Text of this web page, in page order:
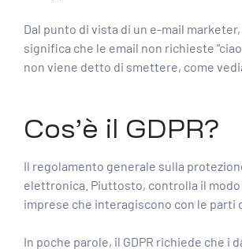
Dal punto di vista di un e-mail
significa che le email non richieste
non viene detto di smettere, come
Cos’è il GDPR?
Il regolamento generale sulla
elettronica. Piuttosto, controlla il modo
imprese che interagiscono con le parti
In poche parole, il GDPR richiede che